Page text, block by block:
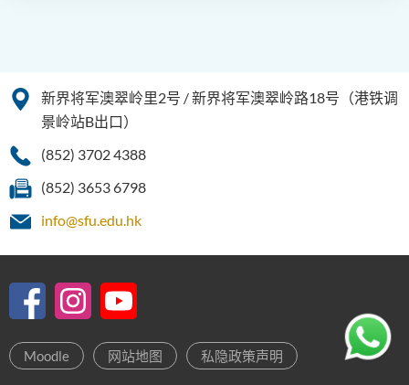
新界将军澳翠岭里2号 / 新界将军澳翠岭路18号（港铁调
景岭站B出口）
(852) 3702 4388
(852) 3653 6798
info@sfu.edu.hk
Moodle 网站地图 私隐政策声明